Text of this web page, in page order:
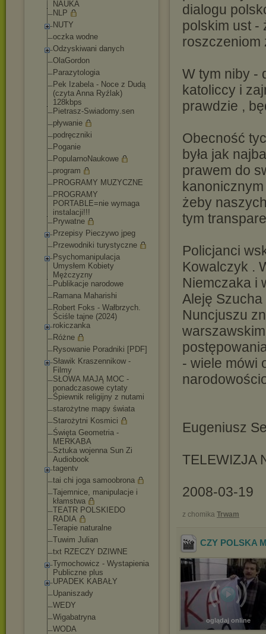
NAUKA
NLP
NUTY
oczka wodne
Odzyskiwani danych
OlaGordon
Parazytologia
Pek Izabela - Noce z Dudą
(czyta Anna Ryźlak)
128kbps
Pietrasz-Swiadomy.sen
pływanie
podręczniki
Poganie
PopularnoNaukowe
program
PROGRAMY MUZYCZNE
PROGRAMY
PORTABLE=nie wymaga
instalacji!!!
Prywatne
Przepisy Pieczywo jpeg
Przewodniki turystyczne
Psychomanipulacja
Umysłem Kobiety
Mężczyzny
Publikacje narodowe
Ramana Maharishi
Robert Foks - Wałbrzych.
Ściśle tajne (2024)
rokiczanka
Różne
Rysowanie Poradniki [PDF]
Sławik Kraszennikow -
Filmy
SŁOWA MAJĄ MOC -
ponadczasowe cytaty
Śpiewnik religijny z nutami
starożytne mapy świata
Starożytni Kosmici
Święta Geometria -
MERKABA
Sztuka wojenna Sun Zi
Audiobook
tagentv
tai chi joga samoobrona
Tajemnice, manipulacje i
kłamstwa
TEATR POLSKIEDO
RADIA
Terapie naturalne
Tuwim Julian
txt RZECZY DZIWNE
Tymochowicz - Wystapienia
Publiczne plus
UPADEK KABAŁY
Upaniszady
WEDY
Wigabatryna
WODA
dialogu
polskim ust -
roszczeniom
W tym niby -
katoliccy i
prawdzie ,
Obecność
była jak
prawem do
żeby
tym
Policjanci
Kowalczyk .
Niemczaka i
Aleję
Nuncjuszu
- wiele mówi
Eugeniusz
TELEWIZJA
2008-03-19
z chomika Trwam
CZY POLSKA
oglądaj online